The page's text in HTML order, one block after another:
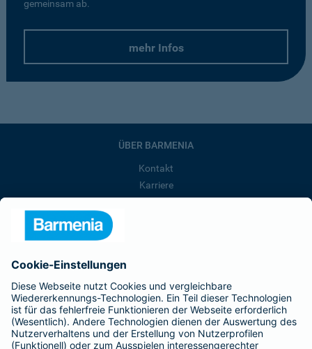
gemeinsam ab.
mehr Infos
ÜBER BARMENIA
Kontakt
Karriere
Barmenia ist Teil der BarmeniaGothaer
BELIEBTE SEITEN
Kranken-Zusatzversicherung
Tierversicherungen